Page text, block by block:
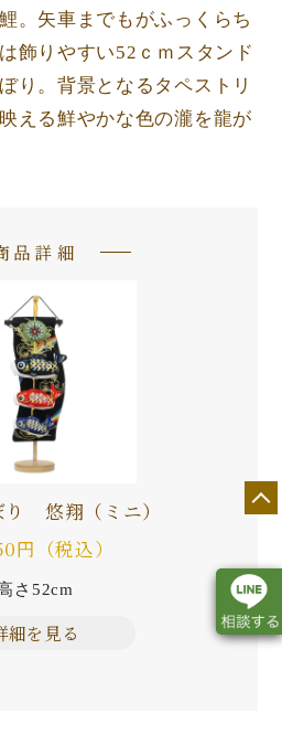
。矢車までもがふっくらち
飾りやすい52ｃｍスタンド
り。背景となるタペストリ
える鮮やかな色の瀧を龍が
品詳細
り 悠翔（ミニ）
円（税込）
さ52cm
細を見る